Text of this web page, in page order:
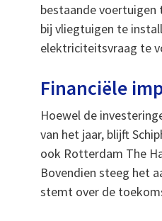
bestaande voertuigen
bij vliegtuigen te
elektriciteitsvraag te
Financiële
Hoewel de
van het jaar, blijft
ook Rotterdam The
Bovendien steeg het
stemt over de